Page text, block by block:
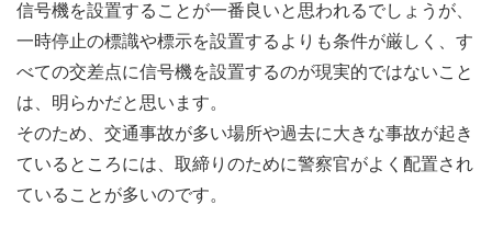
信号機を設置することが一番良いと思われるでしょうが、
一時停止の標識や標示を設置するよりも条件が厳しく、す
べての交差点に信号機を設置するのが現実的ではないこと
は、明らかだと思います。
そのため、交通事故が多い場所や過去に大きな事故が起き
ているところには、取締りのために警察官がよく配置され
ていることが多いのです。